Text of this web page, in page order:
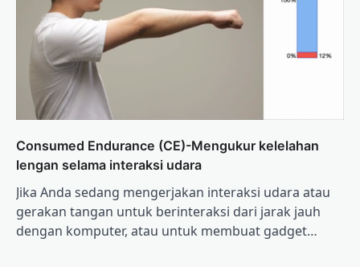
Consumed Endurance (CE)-Mengukur kelelahan
lengan selama interaksi udara
Jika Anda sedang mengerjakan interaksi udara atau
gerakan tangan untuk berinteraksi dari jarak jauh
dengan komputer, atau untuk membuat gadget…